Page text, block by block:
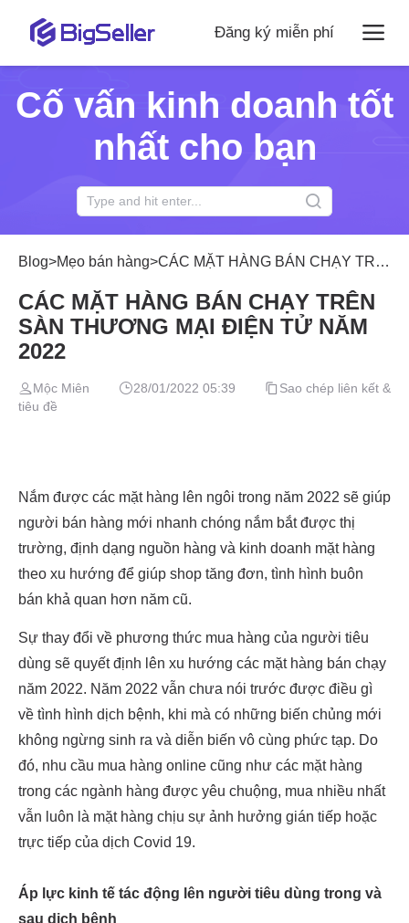
Đăng ký miễn phí
Cố vấn kinh doanh tốt
nhất cho bạn
Blog>Mẹo bán hàng>CÁC MẶT HÀNG BÁN CHẠY TRÊN SÀN THƯƠNG MẠI ĐIỆN TỬ NĂM 2022
CÁC MẶT HÀNG BÁN CHẠY TRÊN
SÀN THƯƠNG MẠI ĐIỆN TỬ NĂM
2022
Mộc Miên 28/01/2022 05:39
Sao chép liên kết &
tiêu đề